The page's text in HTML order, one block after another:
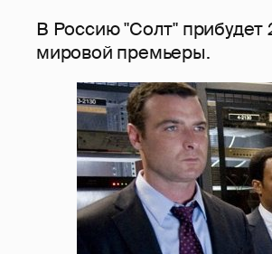
В Россию "Солт"
мировой премьеры.